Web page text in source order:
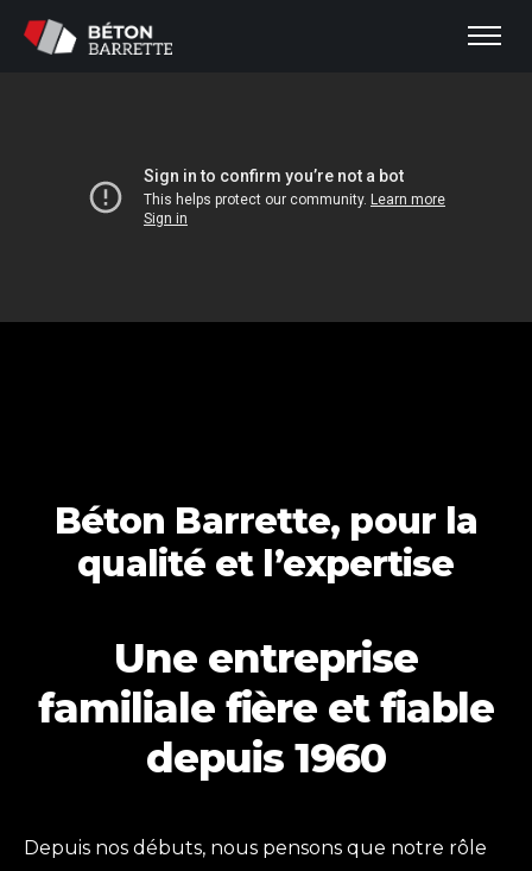
Béton Barrette, pour la
qualité et l’expertise
Une entreprise
familiale fière et fiable
depuis 1960
Depuis nos débuts, nous pensons que notre rôle